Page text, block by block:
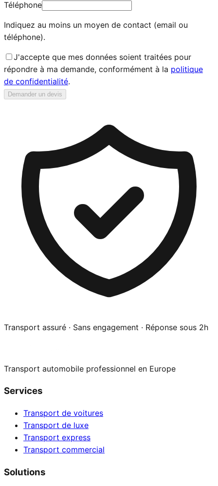
Téléphone
Indiquez au moins un moyen de contact (email ou
téléphone).
J'accepte que mes données soient traitées pour
répondre à ma demande, conformément à la politique
de confidentialité.
Demander un devis
Transport assuré · Sans engagement · Réponse sous 2h
Transport automobile professionnel en Europe
Services
Transport de voitures
Transport de luxe
Transport express
Transport commercial
Solutions